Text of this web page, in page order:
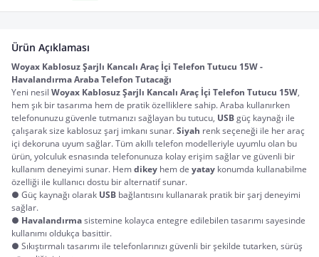
Ürün Açıklaması
Woyax Kablosuz Şarjlı Kancalı Araç İçi Telefon Tutucu 15W -
Havalandırma Araba Telefon Tutacağı
Yeni nesil Woyax Kablosuz Şarjlı Kancalı Araç İçi Telefon Tutucu 15W,
hem şık bir tasarıma hem de pratik özelliklere sahip. Araba kullanırken
telefonunuzu güvenle tutmanızı sağlayan bu tutucu, USB güç kaynağı ile
çalışarak size kablosuz şarj imkanı sunar. Siyah renk seçeneği ile her araç
içi dekoruna uyum sağlar. Tüm akıllı telefon modelleriyle uyumlu olan bu
ürün, yolculuk esnasında telefonunuza kolay erişim sağlar ve güvenli bir
kullanım deneyimi sunar. Hem dikey hem de yatay konumda kullanabilme
özelliği ile kullanıcı dostu bir alternatif sunar.
● Güç kaynağı olarak USB bağlantısını kullanarak pratik bir şarj deneyimi
sağlar.
● Havalandırmasistemine kolayca entegre edilebilen tasarımı sayesinde
kullanımı oldukça basittir.
● Sıkıştırmalı tasarımı ile telefonlarınızı güvenli bir şekilde tutarken, sürüş